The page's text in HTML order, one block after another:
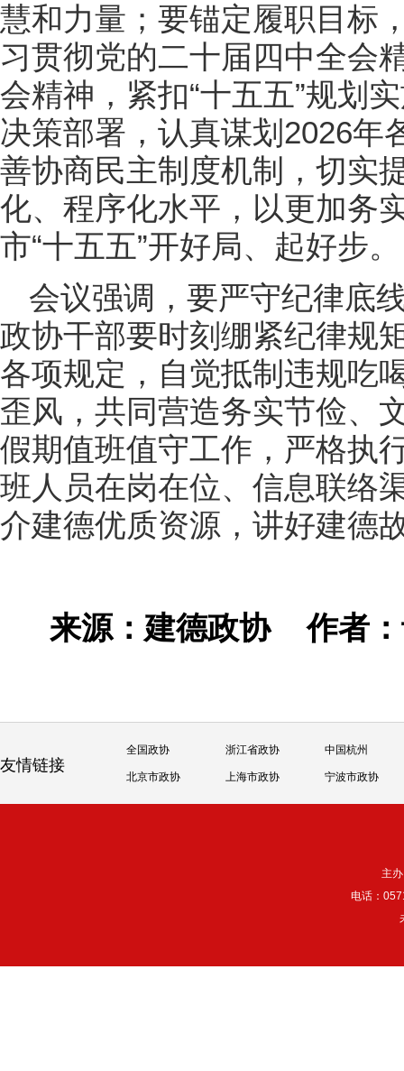
慧和力量；要锚定履职目标
习贯彻党的二十届四中全会
会精神，紧扣“十五五”规划
决策部署，认真谋划2026年
善协商民主制度机制，切实
化、程序化水平，以更加务
市“十五五”开好局、起好步。
会议强调，要严守纪律底
政协干部要时刻绷紧纪律规
各项规定，自觉抵制违规吃
歪风，共同营造务实节俭、
假期值班值守工作，严格执
班人员在岗在位、信息联络
介建德优质资源，讲好建德
来源：建德政协作者
友情链接
全国政协 浙江省政协 中国杭州
北京市政协 上海市政协 宁波市政协
主
电话：